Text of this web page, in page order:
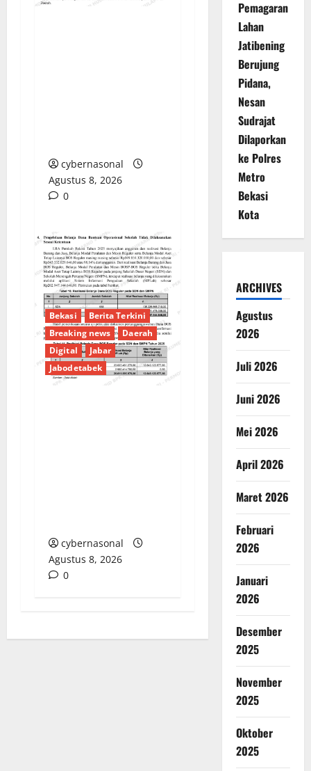
cybernasonal
Agustus 8, 2026
0
Bekasi
Berita Terkini
Breaking news
Daerah
Digital
Jabar
Jabodetabek
cybernasonal
Agustus 8, 2026
0
Pemagaran
Lahan
Jatibening
Berujung
Pidana,
Nesan
Sudrajat
Dilaporkan
ke Polres
Metro
Bekasi
Kota
ARCHIVES
Agustus
2026
Juli 2026
Juni 2026
Mei 2026
April 2026
Maret 2026
Februari
2026
Januari
2026
Desember
2025
November
2025
Oktober
2025